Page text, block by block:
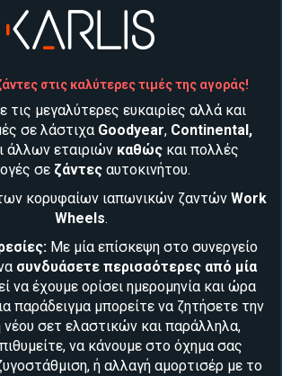
στις καλύτερες τιμές της αγοράς!
μεγαλύτερες ευκαιρίες αλλά και
σε λάστιχα Goodyear, Continental,
άλλων εταιριώνκαθώς και πολλές
σε ζάντες αυτοκινήτου.
κορυφαίων ιαπωνικών ζαντών Work
Wheels.
Με μία επίσκεψη στο συνεργείο
συνδυάσετε περισσότερες από μία
να έχουμε ορίσει ημερομηνία και ώρα
παράδειγμα μπορείτε να ζητήσετε την
σετ ελαστικών και παράλληλα,
να κάνουμε στο όχημα σας
, ή αλλαγή αμορτισέρ με το